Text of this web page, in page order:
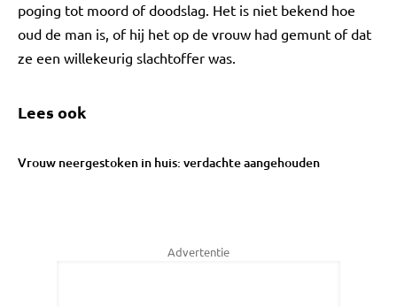
poging tot moord of doodslag. Het is niet bekend hoe
oud de man is, of hij het op de vrouw had gemunt of dat
ze een willekeurig slachtoffer was.
Lees ook
Vrouw neergestoken in huis: verdachte aangehouden
Advertentie